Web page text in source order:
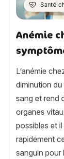
Santé
Anémie
L’anémie
diminution
sang et rend
organes
possibles et
rapidement
sanguin pour